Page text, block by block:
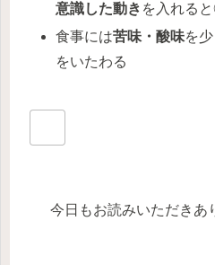
意識した動き を入れる
食事には苦味・酸味を
をいたわる
今日もお読みいただきあ